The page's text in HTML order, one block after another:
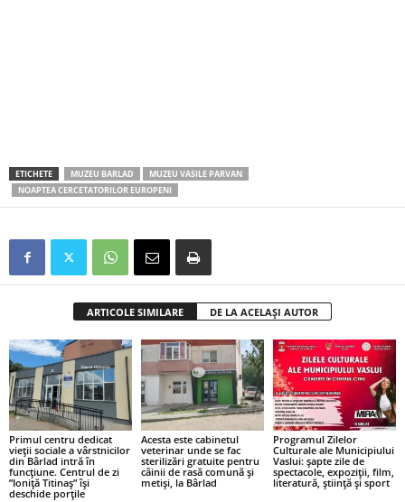
ETICHETE MUZEU BARLAD
MUZEU VASILE PARVAN
NOAPTEA CERCETATORILOR EUROPENI
ARTICOLE SIMILARE DE LA ACELAȘI AUTOR
Primul centru dedicat
vieții sociale a vârstnicilor
din Bârlad intră în
funcțiune. Centrul de zi
”Ioniță Titinaș” își
deschide porțile
Acesta este cabinetul
veterinar unde se fac
sterilizări gratuite pentru
câinii de rasă comună și
metiși, la Bârlad
Programul Zilelor
Culturale ale Municipiului
Vaslui: șapte zile de
spectacole, expoziții, film,
literatură, știință și sport